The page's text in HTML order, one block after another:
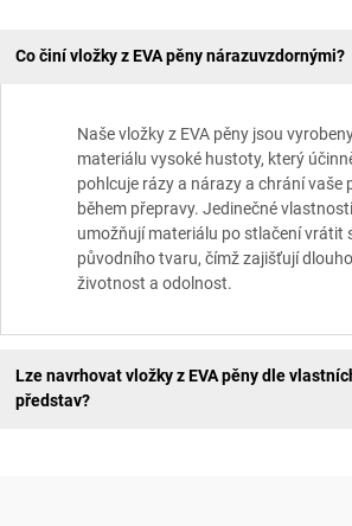
Co činí vložky z EVA pěny nárazuvzdornými?
Naše vložky z EVA pěny jsou
materiálu vysoké hustoty, který
pohlcuje rázy a nárazy a chrání vaše
během přepravy. Jedinečné
umožňují materiálu po stlačení vrátit
původního tvaru, čímž zajišťují
životnost a odolnost.
Lze navrhovat vložky z EVA pěny dle
představ?